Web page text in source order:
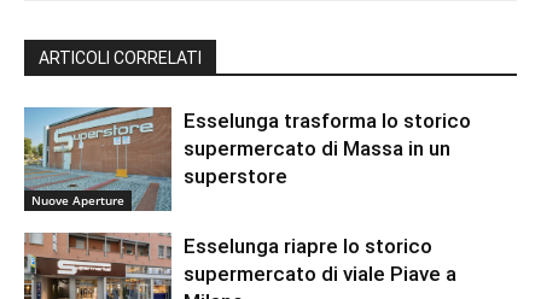
ARTICOLI CORRELATI
Nuove Aperture
Esselunga trasforma lo storico
supermercato di Massa in un
superstore
Esselunga riapre lo storico
supermercato di viale Piave a